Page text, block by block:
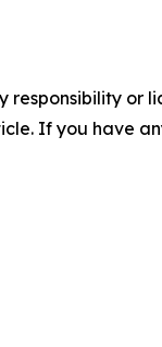
responsibility or
If you have